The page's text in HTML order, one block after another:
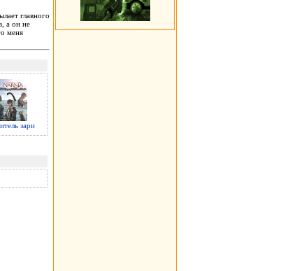
главного
а он не
меня
зари